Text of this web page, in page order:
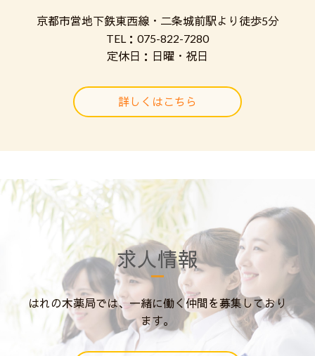
京都市営地下鉄東西線・二条城前駅より徒歩5分
TEL：075-822-7280
定休日：日曜・祝日
詳しくはこちら
求人情報
はれの木薬局では、一緒に働く仲間を募集しており
ます。